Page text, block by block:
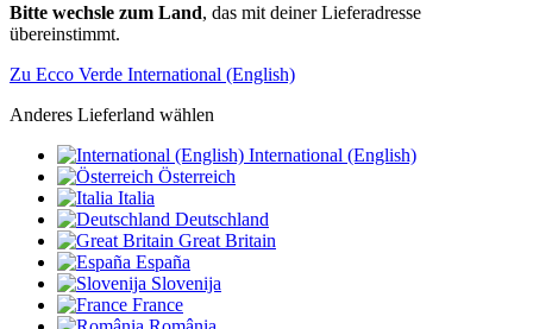
Bitte wechsle zum Land, das mit deiner Lieferadresse
übereinstimmt.
Zu Ecco Verde International (English)
Anderes Lieferland wählen
International (English)
Österreich
Italia
Deutschland
Great Britain
España
Slovenija
France